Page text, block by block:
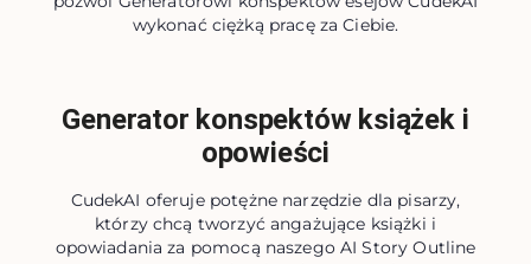
wykonać ciężką pracę za Ciebie.
Generator konspektów książek i
opowieści
CudekAI oferuje potężne narzędzie dla pisarzy,
którzy chcą tworzyć angażujące książki i
opowiadania za pomocą naszego AI Story Outline